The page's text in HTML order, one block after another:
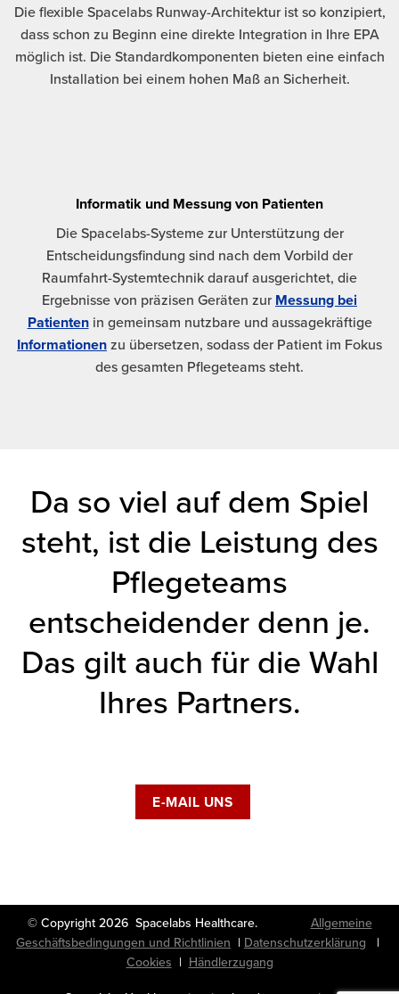
Die flexible Spacelabs Runway-Architektur ist so konzipiert,
dass schon zu Beginn eine direkte Integration in Ihre EPA
möglich ist. Die Standardkomponenten bieten eine einfach
Installation bei einem hohen Maß an Sicherheit.
Informatik und Messung von Patienten
Die Spacelabs-Systeme zur Unterstützung der
Entscheidungsfindung sind nach dem Vorbild der
Raumfahrt-Systemtechnik darauf ausgerichtet, die
Ergebnisse von präzisen Geräten zur Messung bei
Patientenin gemeinsam nutzbare und aussagekräftige
Informationenzu übersetzen, sodass der Patient im Fokus
des gesamten Pflegeteams steht.
Da so viel auf dem Spiel
steht, ist die Leistung des
Pflegeteams
entscheidender denn je.
Das gilt auch für die Wahl
Ihres Partners.
E-MAIL UNS
© Copyright 2026 Spacelabs Healthcare. Allgemeine
Geschäftsbedingungen und Richtlinien | Datenschutzerklärung |
Cookies | Händlerzugang